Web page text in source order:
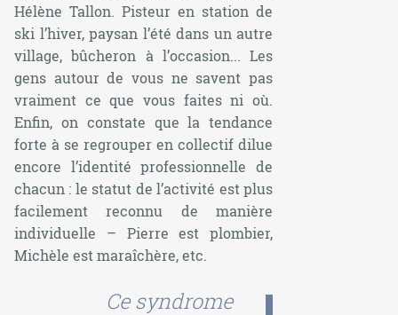
Hélène Tallon. Pisteur en station de
ski l’hiver, paysan l’été dans un autre
village, bûcheron à l’occasion... Les
gens autour de vous ne savent pas
vraiment ce que vous faites ni où.
Enfin, on constate que la tendance
forte à se regrouper en collectif dilue
encore l’identité professionnelle de
chacun : le statut de l’activité est plus
facilement reconnu de manière
individuelle – Pierre est plombier,
Michèle est maraîchère, etc.
Ce syndrome